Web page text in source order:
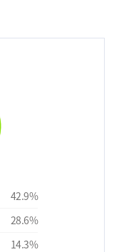
42.9%
28.6%
14.3%